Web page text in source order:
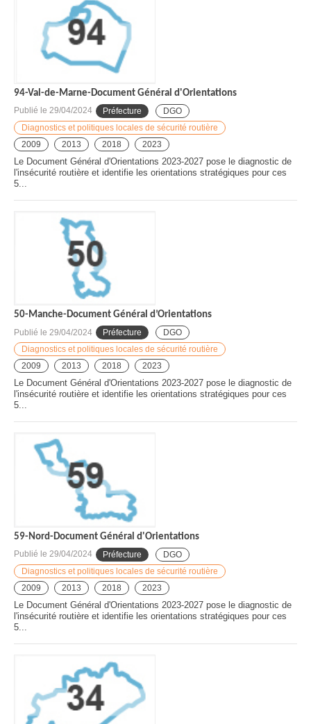
94-Val-de-Marne-Document Général d'Orientations
Publié le 29/04/2024 Préfecture
DGO
Diagnostics et politiques locales de sécurité routière
2009
2013 2018 2023
Le Document Général d'Orientations 2023-2027 pose le diagnostic de
l'insécurité routière et identifie les orientations stratégiques pour ces
5...
50-Manche-Document Général d’Orientations
Publié le 29/04/2024 Préfecture
DGO
Diagnostics et politiques locales de sécurité routière
2009
2013 2018 2023
Le Document Général d'Orientations 2023-2027 pose le diagnostic de
l'insécurité routière et identifie les orientations stratégiques pour ces
5...
59-Nord-Document Général d'Orientations
Publié le 29/04/2024 Préfecture
DGO
Diagnostics et politiques locales de sécurité routière
2009
2013 2018 2023
Le Document Général d'Orientations 2023-2027 pose le diagnostic de
l'insécurité routière et identifie les orientations stratégiques pour ces
5...